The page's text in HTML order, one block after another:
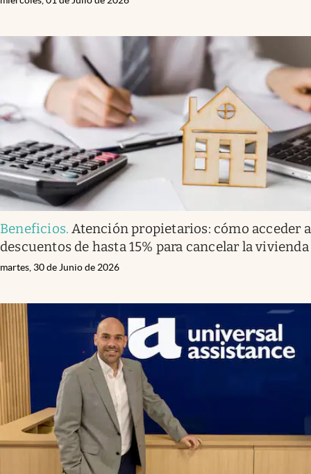
Beneficios.Atención propietarios: cómo acceder a
descuentos de hasta 15% para cancelar la vivienda
martes, 30 de Junio de 2026